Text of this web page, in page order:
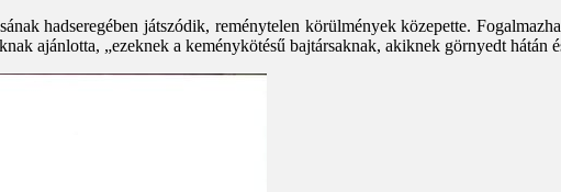
hadseregében játszódik, reménytelen körülmények közepette.
ajánlotta, „ezeknek a keménykötésű bajtársaknak, akiknek görnyedt